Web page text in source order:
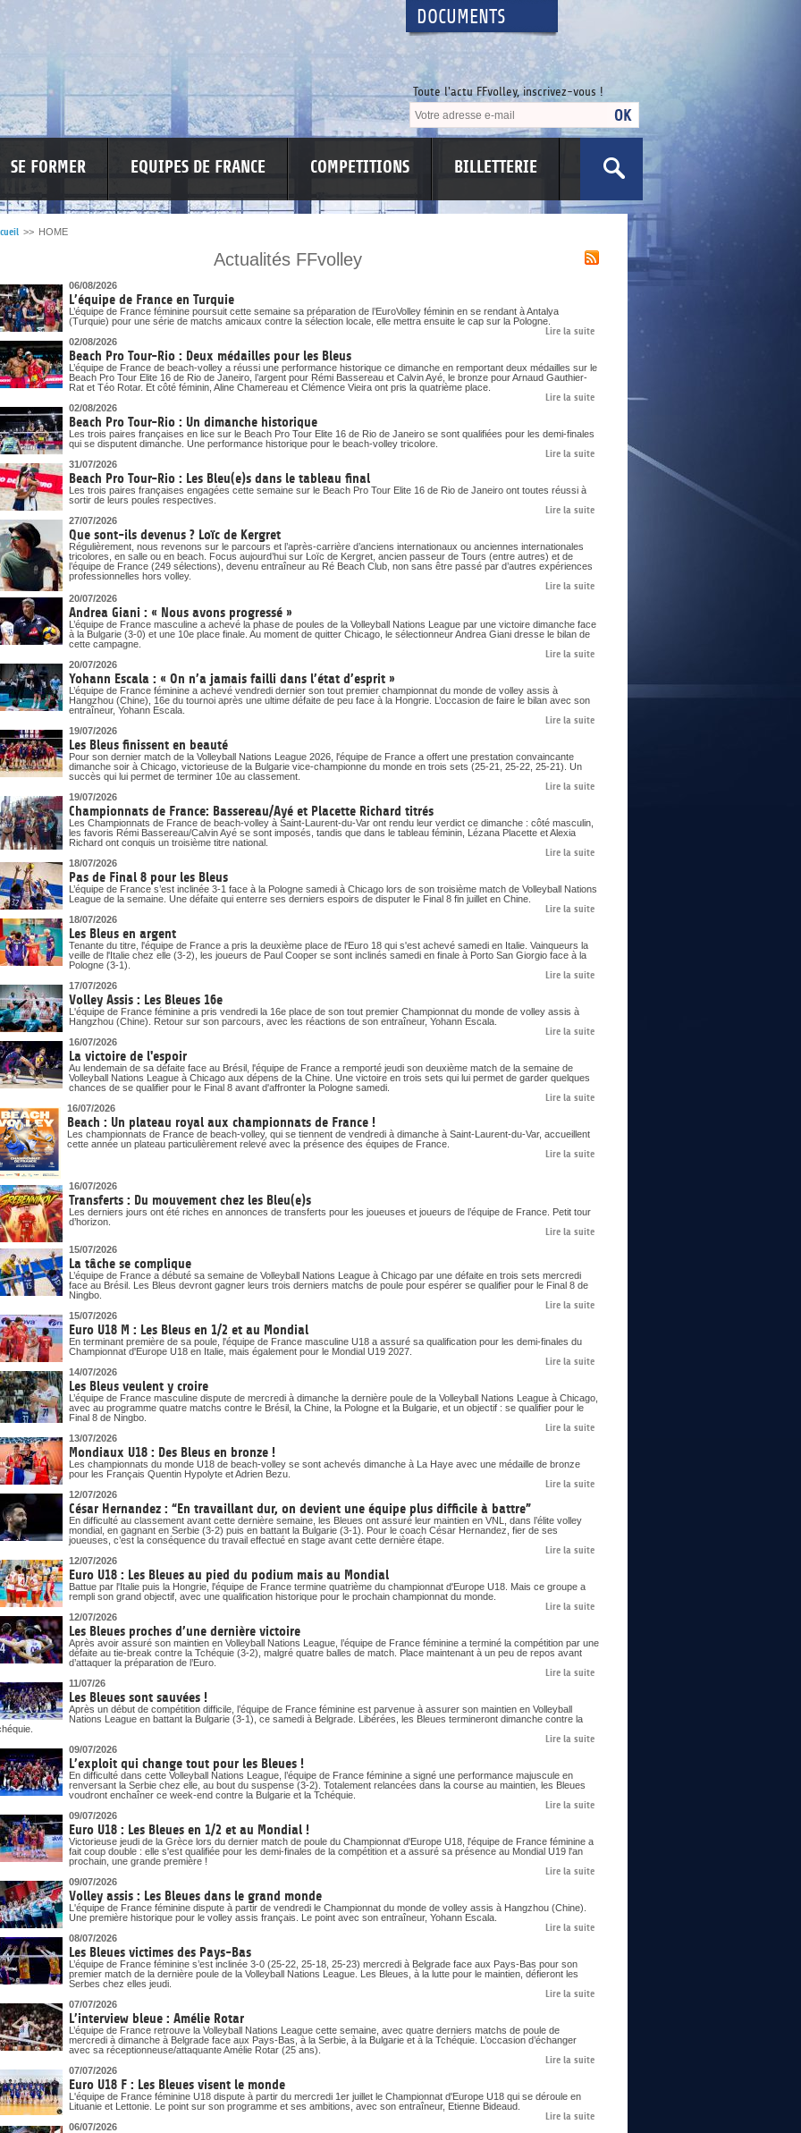
DOCUMENTS
Toute l'actu FFvolley, inscrivez-vous !
SE FORMER EQUIPES DE FRANCE COMPETITIONS BILLETTERIE
INFORMATIONS CORONAVIRUS
SITUATION SANITAIRE
COVID-19
>> HOME
Actualités FFvolley
06/08/2026
L’équipe de France en Turquie
L’équipe de France féminine poursuit cette semaine sa préparation de l’EuroVolley féminin en se rendant à Antalya
(Turquie) pour une série de matchs amicaux contre la sélection locale, elle mettra ensuite le cap sur la Pologne.
Lire la suite
02/08/2026
Beach Pro Tour-Rio : Deux médailles pour les Bleus
L’équipe de France de beach-volley a réussi une performance historique ce dimanche en remportant deux médailles sur le
Beach Pro Tour Elite 16 de Rio de Janeiro, l’argent pour Rémi Bassereau et Calvin Ayé, le bronze pour Arnaud Gauthier-
Rat et Téo Rotar. Et côté féminin, Aline Chamereau et Clémence Vieira ont pris la quatrième place.
Lire la suite
02/08/2026
Beach Pro Tour-Rio : Un dimanche historique
Les trois paires françaises en lice sur le Beach Pro Tour Elite 16 de Rio de Janeiro se sont qualifiées pour les demi-finales
qui se disputent dimanche. Une performance historique pour le beach-volley tricolore.
Lire la suite
31/07/2026
Beach Pro Tour-Rio : Les Bleu(e)s dans le tableau final
Les trois paires françaises engagées cette semaine sur le Beach Pro Tour Elite 16 de Rio de Janeiro ont toutes réussi à
sortir de leurs poules respectives.
Lire la suite
27/07/2026
Que sont-ils devenus ? Loïc de Kergret
Régulièrement, nous revenons sur le parcours et l’après-carrière d’anciens internationaux ou anciennes internationales
tricolores, en salle ou en beach. Focus aujourd’hui sur Loïc de Kergret, ancien passeur de Tours (entre autres) et de
l’équipe de France (249 sélections), devenu entraîneur au Ré Beach Club, non sans être passé par d’autres expériences
professionnelles hors volley.
Lire la suite
20/07/2026
Andrea Giani : « Nous avons progressé »
L’équipe de France masculine a achevé la phase de poules de la Volleyball Nations League par une victoire dimanche face
à la Bulgarie (3-0) et une 10e place finale. Au moment de quitter Chicago, le sélectionneur Andrea Giani dresse le bilan de
cette campagne.
Lire la suite
20/07/2026
Yohann Escala : « On n’a jamais failli dans l’état d’esprit »
L’équipe de France féminine a achevé vendredi dernier son tout premier championnat du monde de volley assis à
Hangzhou (Chine), 16e du tournoi après une ultime défaite de peu face à la Hongrie. L’occasion de faire le bilan avec son
entraîneur, Yohann Escala.
Lire la suite
19/07/2026
Les Bleus finissent en beauté
Pour son dernier match de la Volleyball Nations League 2026, l'équipe de France a offert une prestation convaincante
dimanche soir à Chicago, victorieuse de la Bulgarie vice-championne du monde en trois sets (25-21, 25-22, 25-21). Un
succès qui lui permet de terminer 10e au classement.
Lire la suite
19/07/2026
Championnats de France: Bassereau/Ayé et Placette Richard titrés
Les Championnats de France de beach-volley à Saint-Laurent-du-Var ont rendu leur verdict ce dimanche : côté masculin,
les favoris Rémi Bassereau/Calvin Ayé se sont imposés, tandis que dans le tableau féminin, Lézana Placette et Alexia
Richard ont conquis un troisième titre national.
Lire la suite
18/07/2026
Pas de Final 8 pour les Bleus
L’équipe de France s’est inclinée 3-1 face à la Pologne samedi à Chicago lors de son troisième match de Volleyball Nations
League de la semaine. Une défaite qui enterre ses derniers espoirs de disputer le Final 8 fin juillet en Chine.
Lire la suite
18/07/2026
Les Bleus en argent
Tenante du titre, l'équipe de France a pris la deuxième place de l'Euro 18 qui s'est achevé samedi en Italie. Vainqueurs la
veille de l'Italie chez elle (3-2), les joueurs de Paul Cooper se sont inclinés samedi en finale à Porto San Giorgio face à la
Pologne (3-1).
Lire la suite
17/07/2026
Volley Assis : Les Bleues 16e
L'équipe de France féminine a pris vendredi la 16e place de son tout premier Championnat du monde de volley assis à
Hangzhou (Chine). Retour sur son parcours, avec les réactions de son entraîneur, Yohann Escala.
Lire la suite
16/07/2026
La victoire de l'espoir
Au lendemain de sa défaite face au Brésil, l'équipe de France a remporté jeudi son deuxième match de la semaine de
Volleyball Nations League à Chicago aux dépens de la Chine. Une victoire en trois sets qui lui permet de garder quelques
chances de se qualifier pour le Final 8 avant d'affronter la Pologne samedi.
Lire la suite
16/07/2026
Beach : Un plateau royal aux championnats de France !
Les championnats de France de beach-volley, qui se tiennent de vendredi à dimanche à Saint-Laurent-du-Var, accueillent
cette année un plateau particulièrement relevé avec la présence des équipes de France.
Lire la suite
16/07/2026
Transferts : Du mouvement chez les Bleu(e)s
Les derniers jours ont été riches en annonces de transferts pour les joueuses et joueurs de l’équipe de France. Petit tour
d’horizon.
Lire la suite
15/07/2026
La tâche se complique
L’équipe de France a débuté sa semaine de Volleyball Nations League à Chicago par une défaite en trois sets mercredi
face au Brésil. Les Bleus devront gagner leurs trois derniers matchs de poule pour espérer se qualifier pour le Final 8 de
Ningbo.
Lire la suite
15/07/2026
Euro U18 M : Les Bleus en 1/2 et au Mondial
En terminant première de sa poule, l'équipe de France masculine U18 a assuré sa qualification pour les demi-finales du
Championnat d'Europe U18 en Italie, mais également pour le Mondial U19 2027.
Lire la suite
14/07/2026
Les Bleus veulent y croire
L’équipe de France masculine dispute de mercredi à dimanche la dernière poule de la Volleyball Nations League à Chicago,
avec au programme quatre matchs contre le Brésil, la Chine, la Pologne et la Bulgarie, et un objectif : se qualifier pour le
Final 8 de Ningbo.
Lire la suite
13/07/2026
Mondiaux U18 : Des Bleus en bronze !
Les championnats du monde U18 de beach-volley se sont achevés dimanche à La Haye avec une médaille de bronze
pour les Français Quentin Hypolyte et Adrien Bezu.
Lire la suite
12/07/2026
César Hernandez : “En travaillant dur, on devient une équipe plus difficile à battre”
En difficulté au classement avant cette dernière semaine, les Bleues ont assuré leur maintien en VNL, dans l’élite volley
mondial, en gagnant en Serbie (3-2) puis en battant la Bulgarie (3-1). Pour le coach César Hernandez, fier de ses
joueuses, c’est la conséquence du travail effectué en stage avant cette dernière étape.
Lire la suite
12/07/2026
Euro U18 : Les Bleues au pied du podium mais au Mondial
Battue par l'Italie puis la Hongrie, l'équipe de France termine quatrième du championnat d'Europe U18. Mais ce groupe a
rempli son grand objectif, avec une qualification historique pour le prochain championnat du monde.
Lire la suite
12/07/2026
Les Bleues proches d’une dernière victoire
Après avoir assuré son maintien en Volleyball Nations League, l’équipe de France féminine a terminé la compétition par une
défaite au tie-break contre la Tchéquie (3-2), malgré quatre balles de match. Place maintenant à un peu de repos avant
d’attaquer la préparation de l’Euro.
Lire la suite
11/07/26
Les Bleues sont sauvées !
Après un début de compétition difficile, l’équipe de France féminine est parvenue à assurer son maintien en Volleyball
Nations League en battant la Bulgarie (3-1), ce samedi à Belgrade. Libérées, les Bleues termineront dimanche contre la
Lire la suite
09/07/2026
L’exploit qui change tout pour les Bleues !
En difficulté dans cette Volleyball Nations League, l’équipe de France féminine a signé une performance majuscule en
renversant la Serbie chez elle, au bout du suspense (3-2). Totalement relancées dans la course au maintien, les Bleues
voudront enchaîner ce week-end contre la Bulgarie et la Tchéquie.
Lire la suite
09/07/2026
Euro U18 : Les Bleues en 1/2 et au Mondial !
Victorieuse jeudi de la Grèce lors du dernier match de poule du Championnat d'Europe U18, l'équipe de France féminine a
fait coup double : elle s'est qualifiée pour les demi-finales de la compétition et a assuré sa présence au Mondial U19 l'an
prochain, une grande première !
Lire la suite
09/07/2026
Volley assis : Les Bleues dans le grand monde
L'équipe de France féminine dispute à partir de vendredi le Championnat du monde de volley assis à Hangzhou (Chine).
Une première historique pour le volley assis français. Le point avec son entraîneur, Yohann Escala.
Lire la suite
08/07/2026
Les Bleues victimes des Pays-Bas
L’équipe de France féminine s’est inclinée 3-0 (25-22, 25-18, 25-23) mercredi à Belgrade face aux Pays-Bas pour son
premier match de la dernière poule de la Volleyball Nations League. Les Bleues, à la lutte pour le maintien, défieront les
Serbes chez elles jeudi.
Lire la suite
07/07/2026
L’interview bleue : Amélie Rotar
L’équipe de France retrouve la Volleyball Nations League cette semaine, avec quatre derniers matchs de poule de
mercredi à dimanche à Belgrade face aux Pays-Bas, à la Serbie, à la Bulgarie et à la Tchéquie. L’occasion d’échanger
avec sa réceptionneuse/attaquante Amélie Rotar (25 ans).
Lire la suite
07/07/2026
Euro U18 F : Les Bleues visent le monde
L'équipe de France féminine U18 dispute à partir du mercredi 1er juillet le Championnat d'Europe U18 qui se déroule en
Lituanie et Lettonie. Le point sur son programme et ses ambitions, avec son entraîneur, Etienne Bideaud.
Lire la suite
06/07/2026